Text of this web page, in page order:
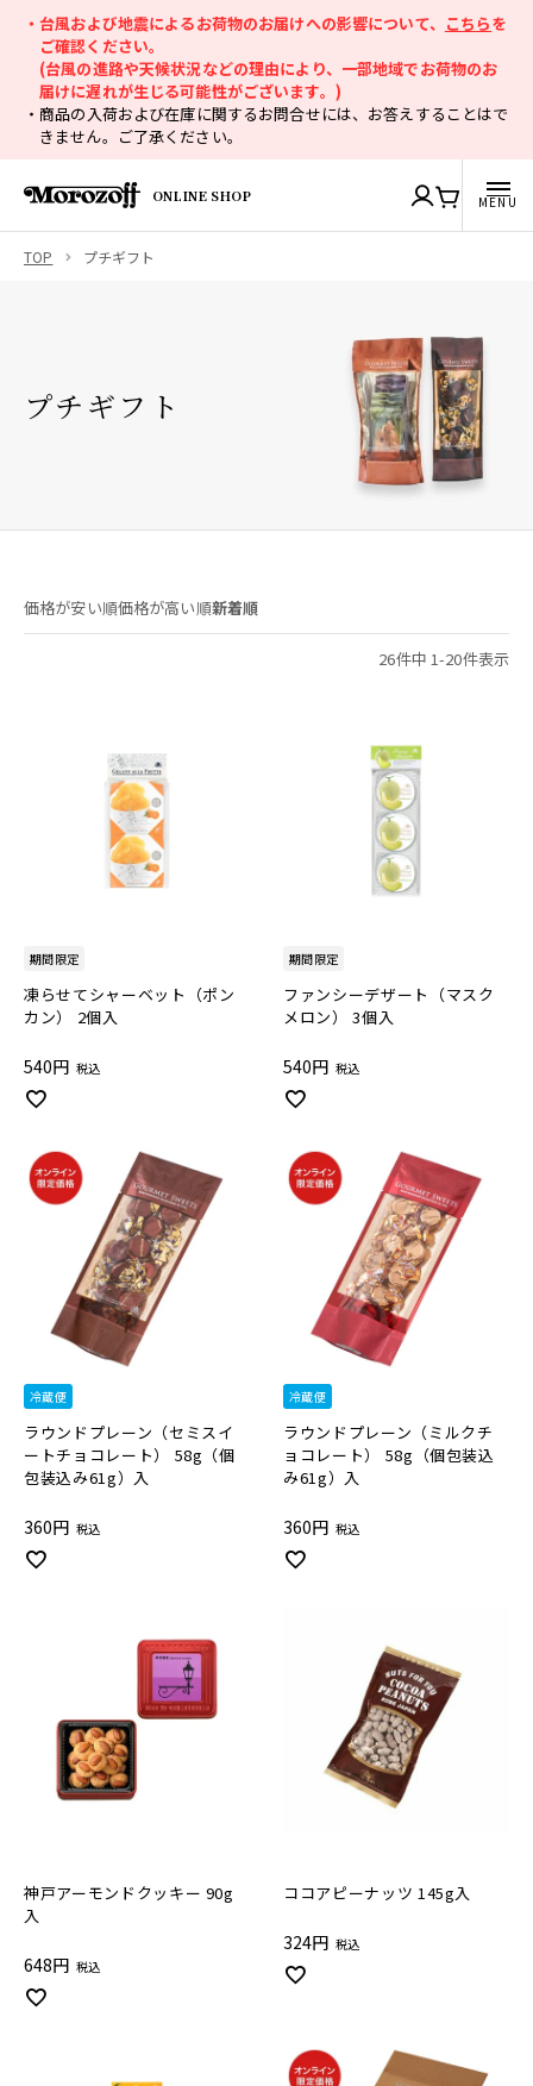
・台風および地震によるお荷物のお届けへの影響について、 こちらを
ご確認ください。
(台風の進路や天候状況などの理由により、一部地域でお荷物のお
届けに遅れが生じる可能性がございます。)
・商品の入荷および在庫に関するお問合せには、お答えすることはで
きません。ご了承ください。
ONLINE SHOP
TOP プチギフト
プチギフト
価格が安い順価格が高い順新着順
26件中 1-20件表示
期間限定
凍らせてシャーベット（ポン
カン） 2個入
540 税込
期間限定
ファンシーデザート（マスク
メロン） 3個入
540 税込
冷蔵便
ラウンドプレーン（セミスイ
ートチョコレート） 58g（個
包装込み61g）入
360 税込
冷蔵便
ラウンドプレーン（ミルクチ
ョコレート） 58g（個包装込
み61g）入
360 税込
神戸アーモンドクッキー 90g
入
648 税込
ココアピーナッツ 145g入
324 税込